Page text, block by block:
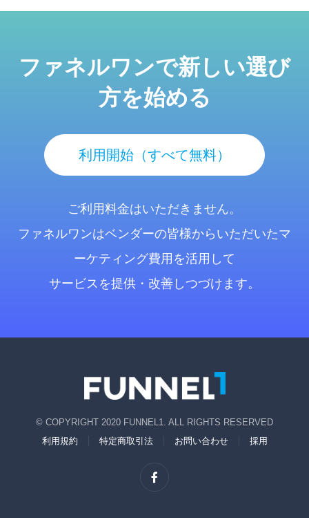
ファネルワンで新しい選び
方を始める
利用開始（すべて無料）
ご利用料金はいただきません。
ファネルワンはベンダーの皆様からいただいたマ
ーケティング費用を活用して
サービスを提供・改善しつづけます。
© COPYRIGHT 2020 FUNNEL1. ALL RIGHTS RESERVED
利用規約
特定商取引法 お問い合わせ 採用